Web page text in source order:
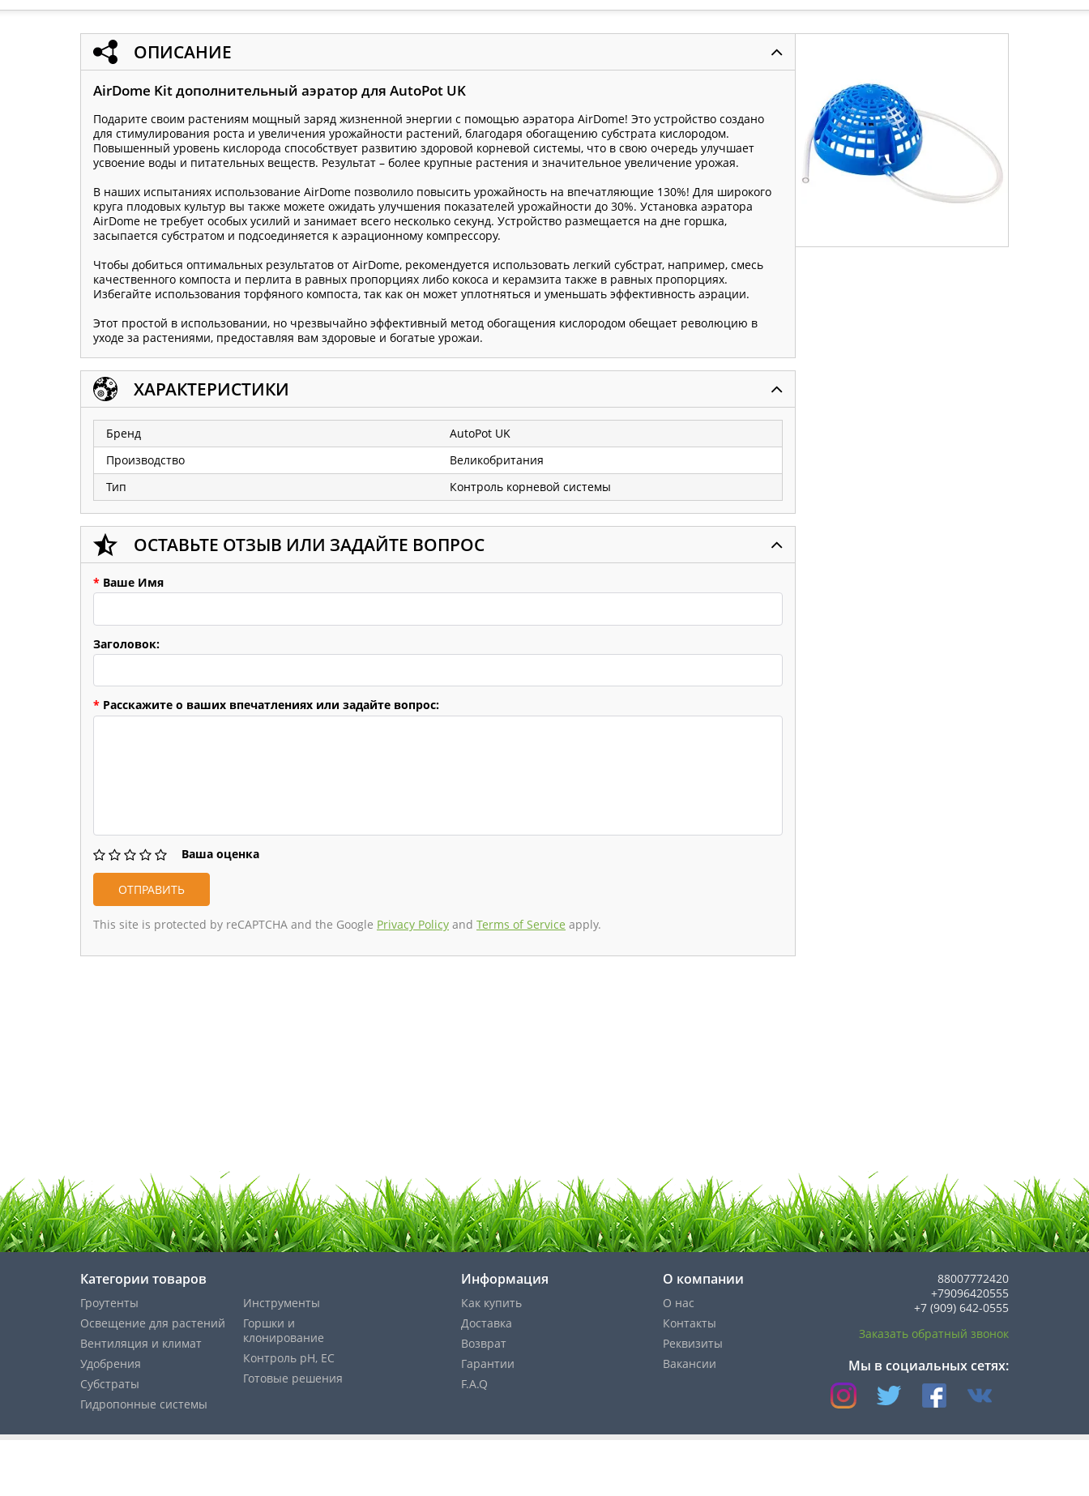
ОПИСАНИЕ
AirDome Kit дополнительный аэратор для AutoPot UK
Подарите своим растениям мощный заряд жизненной энергии с помощью аэратора AirDome! Это устройство создано
для стимулирования роста и увеличения урожайности растений, благодаря обогащению субстрата кислородом.
Повышенный уровень кислорода способствует развитию здоровой корневой системы, что в свою очередь улучшает
усвоение воды и питательных веществ. Результат – более крупные растения и значительное увеличение урожая.
В наших испытаниях использование AirDome позволило повысить урожайность на впечатляющие 130%! Для широкого
круга плодовых культур вы также можете ожидать улучшения показателей урожайности до 30%. Установка аэратора
AirDome не требует особых усилий и занимает всего несколько секунд. Устройство размещается на дне горшка,
засыпается субстратом и подсоединяется к аэрационному компрессору.
Чтобы добиться оптимальных результатов от AirDome, рекомендуется использовать легкий субстрат, например, смесь
качественного компоста и перлита в равных пропорциях либо кокоса и керамзита также в равных пропорциях.
Избегайте использования торфяного компоста, так как он может уплотняться и уменьшать эффективность аэрации.
Этот простой в использовании, но чрезвычайно эффективный метод обогащения кислородом обещает революцию в
уходе за растениями, предоставляя вам здоровые и богатые урожаи.
ХАРАКТЕРИСТИКИ
Бренд
AutoPot UK
Производство
Великобритания
Тип
Контроль корневой системы
ОСТАВЬТЕ ОТЗЫВ ИЛИ ЗАДАЙТЕ ВОПРОС
* Ваше Имя
Заголовок:
* Расскажите о ваших впечатлениях или задайте вопрос:
Ваша оценка
This site is protected by reCAPTCHA and the Google Privacy Policy and Terms of Service apply.
88007772420
+79096420555
+7 (909) 642-0555
Заказать обратный звонок
Мы в социальных сетях:
Категории товаров
Гроутенты
Освещение для растений
Вентиляция и климат
Удобрения
Субстраты
Гидропонные системы
Инструменты
Горшки и
клонирование
Контроль pH, EС
Готовые решения
Информация
Как купить
Доставка
Возврат
Гарантии
F.A.Q
О компании
О нас
Контакты
Реквизиты
Вакансии